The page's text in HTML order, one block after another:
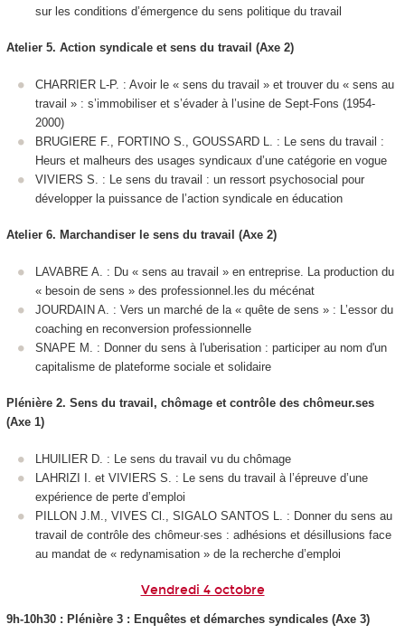
sur les conditions d’émergence du sens politique du travail
Atelier 5. Action syndicale et sens du travail (Axe 2)
CHARRIER L-P. : Avoir le « sens du travail » et trouver du « sens au
travail » : s’immobiliser et s’évader à l’usine de Sept-Fons (1954-
2000)
BRUGIERE F., FORTINO S., GOUSSARD L. : Le sens du travail :
Heurs et malheurs des usages syndicaux d’une catégorie en vogue
VIVIERS S. : Le sens du travail : un ressort psychosocial pour
développer la puissance de l’action syndicale en éducation
Atelier 6. Marchandiser le sens du travail (Axe 2)
LAVABRE A. : Du « sens au travail » en entreprise. La production du
« besoin de sens » des professionnel.les du mécénat
JOURDAIN A. : Vers un marché de la « quête de sens » : L’essor du
coaching en reconversion professionnelle
SNAPE M. : Donner du sens à l'uberisation : participer au nom d'un
capitalisme de plateforme sociale et solidaire
Plénière 2. Sens du travail, chômage et contrôle des chômeur.ses
(Axe 1)
LHUILIER D. : Le sens du travail vu du chômage
LAHRIZI I. et VIVIERS S. : Le sens du travail à l’épreuve d’une
expérience de perte d’emploi
PILLON J.M., VIVES Cl., SIGALO SANTOS L. : Donner du sens au
travail de contrôle des chômeur·ses : adhésions et désillusions face
au mandat de « redynamisation » de la recherche d’emploi
Vendredi 4 octobre
9h-10h30 : Plénière 3 : Enquêtes et démarches syndicales (Axe 3)